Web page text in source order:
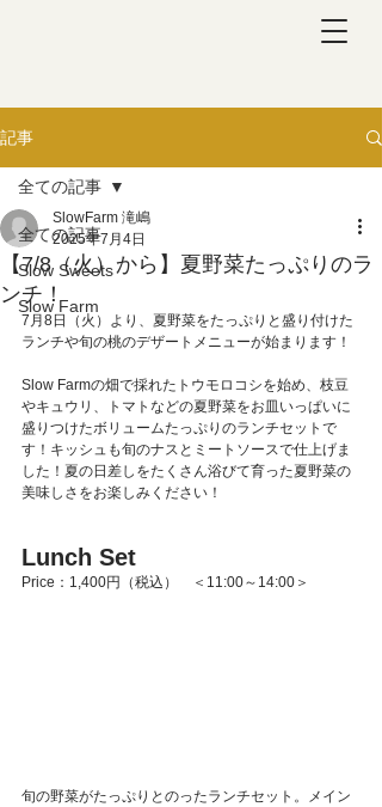
記事
全ての記事
Slow Sweets
Slow Farm
全ての記事
【7/8（火）から】夏野菜たっぷりのラ
ンチ！
SlowFarm 滝嶋
2025年7月4日
7月8日（火）より、夏野菜をたっぷりと盛り付けた
ランチや旬の桃のデザートメニューが始まります！
Slow Farmの畑で採れたトウモロコシを始め、枝豆
やキュウリ、トマトなどの夏野菜をお皿いっぱいに
盛りつけたボリュームたっぷりのランチセットで
す！ キッシュも旬のナスとミートソースで仕上げま
した！夏の日差しをたくさん浴びて育った夏野菜の
美味しさをお楽しみください！
Lunch Set
Price：1,400円（税込）　＜11:00～14:00＞
旬の野菜がたっぷりとのったランチセット。メイン